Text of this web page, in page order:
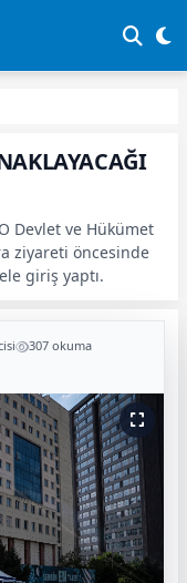
Devlet ve Hükümet
ziyareti öncesinde
giriş yaptı.
307 okuma